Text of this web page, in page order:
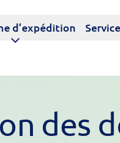
d’expédition
des